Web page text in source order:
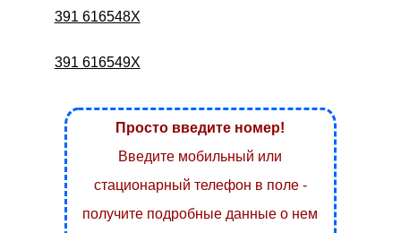
391 616548X
391 616549X
Просто введите номер!
Введите мобильный или
стационарный телефон в поле -
получите подробные данные о нем